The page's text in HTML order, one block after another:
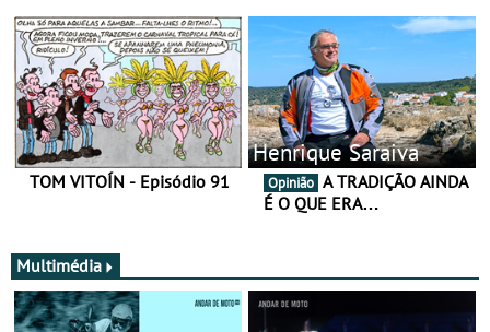
TOM VITOÍN - Episódio 91
Henrique Saraiva
Opinião
É O QUE ERA…
Multimédia